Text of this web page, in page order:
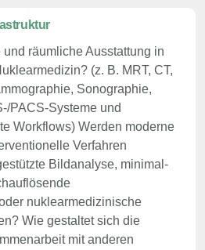
räumliche Ausstattung in
(z. B. MRT, CT,
Sonographie,
PACS-Systeme und
Workflows) Werden moderne
Verfahren
Bildanalyse, minimal-
nuklearmedizinische
Wie gestaltet sich die
mit anderen